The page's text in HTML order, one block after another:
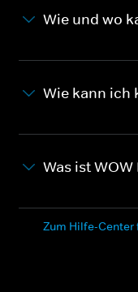
Wie und wo
Wie kann ich
Was ist
Zum Hilfe-